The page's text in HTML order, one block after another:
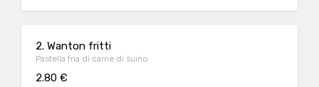
2. Wanton fritti
Pastella fria di carne di suino
2.80 €